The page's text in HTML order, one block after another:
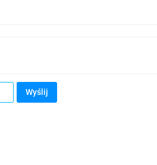
Wyślij